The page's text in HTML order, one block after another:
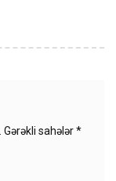
Gərəkli sahələr*